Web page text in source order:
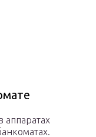
аппаратах